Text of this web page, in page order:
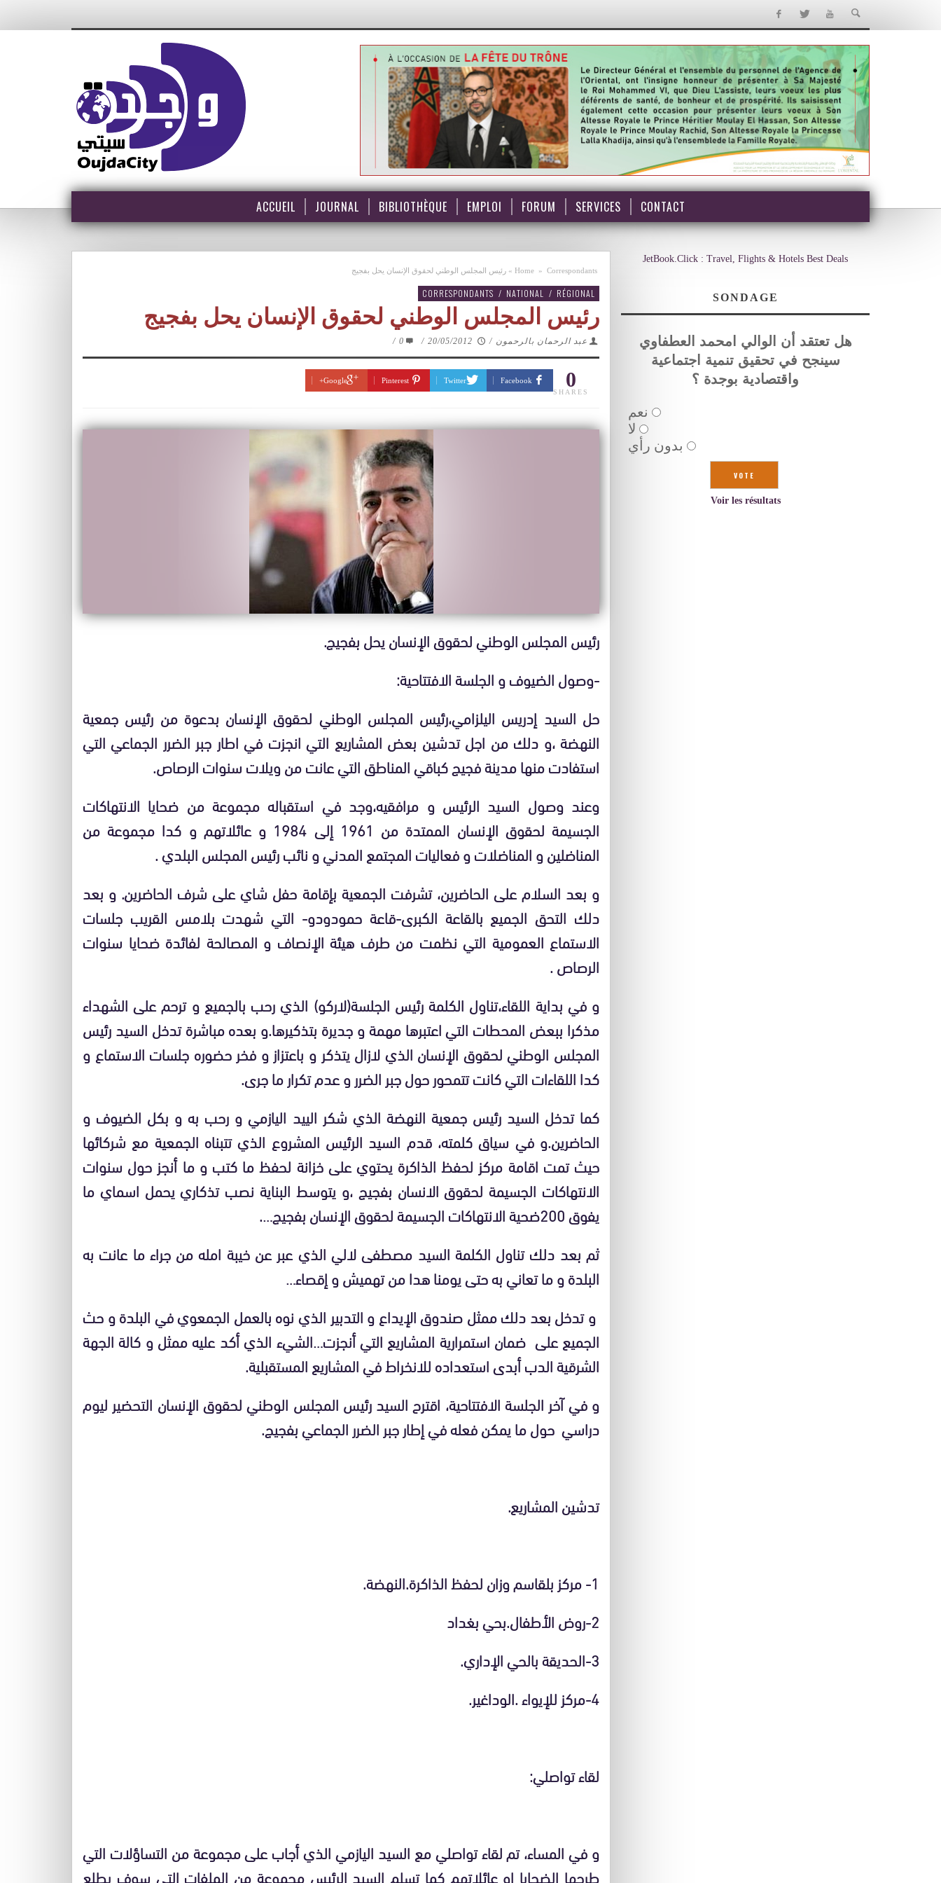
ACCUEIL JOURNAL BIBLIOTHÈQUE EMPLOI FORUM SERVICES CONTACT
Home » Correspondants
» رئيس المجلس الوطني لحقوق الإنسان يحل بفجيج
CORRESPONDANTS / NATIONAL / RÉGIONAL
رئيس المجلس الوطني لحقوق الإنسان يحل بفجيج
عبد الرحمان بالرحمون /
20/05/2012
/
0
/
0
SHARES
Facebook
Twitter
Pinterest
Google+
رئيس المجلس الوطني لحقوق الإنسان يحل بفجيج.
-وصول الضيوف و الجلسة الافتتاحية:
حل السيد إدريس اليلزامي،رئيس المجلس الوطني لحقوق الإنسان بدعوة من رئيس جمعية
النهضة ،و دلك من اجل تدشين بعض المشاريع التي انجزت في اطار جبر الضرر الجماعي التي
استفادت منها مدينة فجيج كباقي المناطق التي عانت من ويلات سنوات الرصاص.
وعند وصول السيد الرئيس و مرافقيه،وجد في استقباله مجموعة من ضحايا الانتهاكات
الجسيمة لحقوق الإنسان الممتدة من 1961 إلى 1984 و عائلاتهم و كدا مجموعة من
المناضلين و المناضلات و فعاليات المجتمع المدني و نائب رئيس المجلس البلدي .
و بعد السلام على الحاضرين، تشرفت الجمعية بإقامة حفل شاي على شرف الحاضرين. و بعد
دلك التحق الجميع بالقاعة الكبرى-قاعة حمودودو- التي شهدت بلامس القريب جلسات
الاستماع العمومية التي نظمت من طرف هيئة الإنصاف و المصالحة لفائدة ضحايا سنوات
الرصاص .
و في بداية اللقاء،تناول الكلمة رئيس الجلسة(لاركو) الذي رحب بالجميع و ترحم على الشهداء
مذكرا ببعض المحطات التي اعتبرها مهمة و جديرة بتذكيرها.و بعده مباشرة تدخل السيد رئيس
المجلس الوطني لحقوق الإنسان الذي لازال يتذكر و باعتزاز و فخر حضوره جلسات الاستماع و
كدا اللقاءات التي كانت تتمحور حول جبر الضرر و عدم تكرار ما جرى.
كما تدخل السيد رئيس جمعية النهضة الذي شكر الييد اليازمي و رحب به و بكل الضيوف و
الحاضرين.و في سياق كلمته، قدم السيد الرئيس المشروع الذي تتبناه الجمعية مع شركائها
حيث تمت اقامة مركز لحفظ الذاكرة يحتوي على خزانة لحفظ ما كتب و ما أنجز حول سنوات
الانتهاكات الجسيمة لحقوق الانسان بفجيج ،و يتوسط البناية نصب تذكاري يحمل اسماي ما
يفوق 200ضحية الانتهاكات الجسيمة لحقوق الإنسان بفجيج….
ثم بعد دلك تناول الكلمة السيد مصطفى لالي الذي عبر عن خيبة امله من جراء ما عانت به
البلدة و ما تعاني به حتى يومنا هدا من تهميش و إقصاء…
و تدخل بعد دلك ممثل صندوق الإيداع و التدبير الذي نوه بالعمل الجمعوي في البلدة و حث
الجميع على ضمان استمرارية المشاريع التي أنجزت…الشيء الذي أكد عليه ممثل و كالة الجهة
الشرقية الدب أبدى استعداده للانخراط في المشاريع المستقبلية.
و في آخر الجلسة الافتتاحية، اقترح السيد رئيس المجلس الوطني لحقوق الإنسان التحضير ليوم
دراسي حول ما يمكن فعله في إطار جبر الضرر الجماعي بفجيج.
تدشين المشاريع.
1- مركز بلقاسم وزان لحفظ الذاكرة.النهضة.
2-روض الأطفال.بحي بغداد
3-الحديقة بالحي الإداري.
4-مركز للإيواء .الوداغير.
لقاء تواصلي:
و في المساء، تم لقاء تواصلي مع السيد اليازمي الذي أجاب على مجموعة من التساؤلات التي
طرحها الضحايا او عائلاتهم كما تسلم السيد الرئيس مجموعة من الملفات التي سوف يطلع
JetBook.Click : Travel, Flights & Hotels Best Deals
SONDAGE
هل تعتقد أن الوالي امحمد العطفاوي
سينجح في تحقيق تنمية اجتماعية
واقتصادية بوجدة ؟
نعم
لا
بدون رأي
Voir les résultats